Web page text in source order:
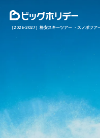
［2026-2027］格安スキーツアー ・スノボツ